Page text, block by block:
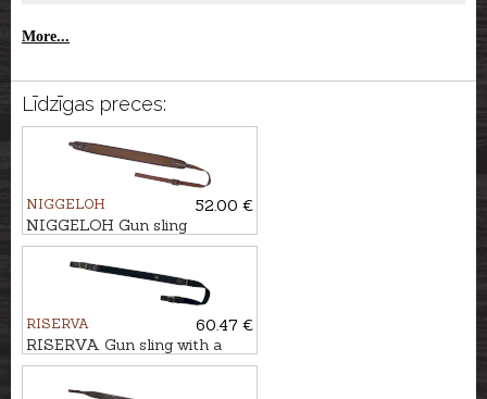
More...
Līdzīgas preces:
NIGGELOH
52.00 €
NIGGELOH Gun sling
UNIVERSAL QR
RISERVA
60.47 €
RISERVA Gun sling with a
carbon fibre pattern